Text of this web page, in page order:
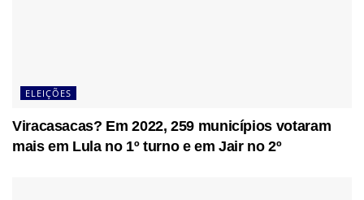
ELEIÇÕES
Viracasacas? Em 2022, 259 municípios votaram
mais em Lula no 1º turno e em Jair no 2º